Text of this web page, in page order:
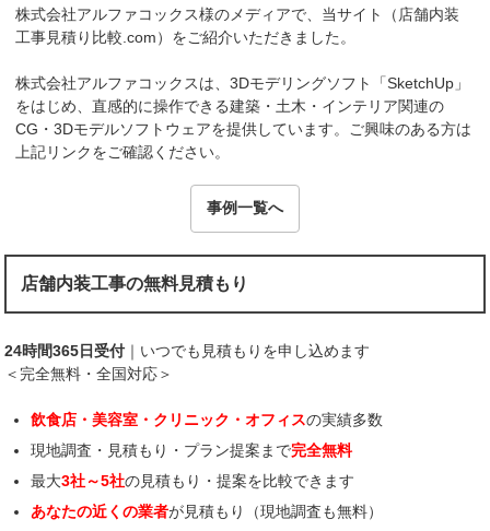
株式会社アルファコックス様のメディアで、当サイト（店舗内装
工事見積り比較.com）をご紹介いただきました。
株式会社アルファコックスは、3Dモデリングソフト「SketchUp」
をはじめ、直感的に操作できる建築・土木・インテリア関連の
CG・3Dモデルソフトウェアを提供しています。ご興味のある方は
上記リンクをご確認ください。
事例一覧へ
店舗内装工事の無料見積もり
24時間365日受付 ｜いつでも見積もりを申し込めます
＜完全無料・全国対応＞
飲食店・美容室・クリニック・オフィスの実績多数
現地調査・見積もり・プラン提案まで完全無料
最大3社～5社の見積もり・提案を比較できます
あなたの近くの業者が見積もり（現地調査も無料）